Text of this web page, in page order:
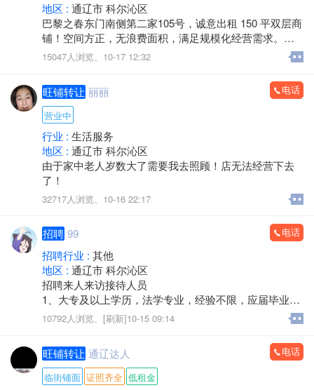
地区 : 通辽市 科尔沁区
巴黎之春东门南侧第二家105号，诚意出租 150 平双层商
铺！空间方正，无浪费面积，满足规模化经营需求。交
通便捷，临近主干道 / 公交站点，自带客流基础。价格面
议，可实地考察随时看房，可根据经营需求沟通细节，
有意者请私信或电话联系。*****6071。*****3586。
15047人浏览、 10-17 12:32
旺铺转让 丽丽
电话
营业中
行业 : 生活服务
地区 : 通辽市 科尔沁区
由于家中老人岁数大了需要我去照顾！店无法经营下去
了！
32717人浏览、 10-16 22:17
招聘 99 电话
招聘行业 : 其他
地区 : 通辽市 科尔沁区
招聘来人来访接待人员
1、大专及以上学历，法学专业，经验不限，应届毕业生
也可考虑;
2、耐心及时的解决来访当事人咨询的相关法律问题，用
法言法语为当事人提供专业的法律咨询解答;
3、能够熟练使用电脑及办公软件;
4、工作认真细致，有责任心，办事靠谱;
10792人浏览、 [刷新]10-15 09:14
旺铺转让 通辽达人
电话
临街铺面 证照齐全 低租金